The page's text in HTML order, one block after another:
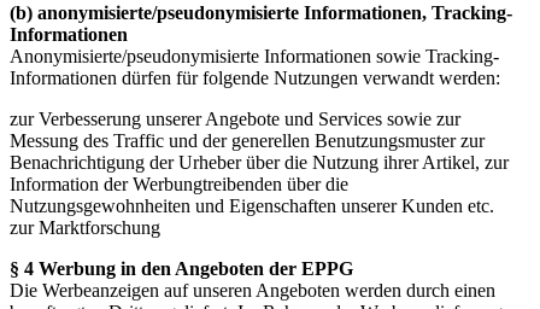
(b) anonymisierte/pseudonymisierte Informationen, Tracking-
Informationen
Anonymisierte/pseudonymisierte Informationen sowie Tracking-
Informationen dürfen für folgende Nutzungen verwandt werden:
zur Verbesserung unserer Angebote und Services sowie zur
Messung des Traffic und der generellen Benutzungsmuster zur
Benachrichtigung der Urheber über die Nutzung ihrer Artikel, zur
Information der Werbungtreibenden über die
Nutzungsgewohnheiten und Eigenschaften unserer Kunden etc.
zur Marktforschung
§ 4 Werbung in den Angeboten der EPPG
Die Werbeanzeigen auf unseren Angeboten werden durch einen